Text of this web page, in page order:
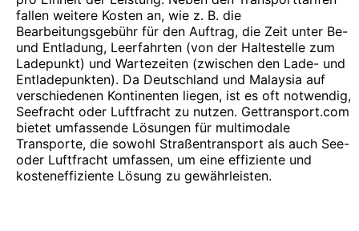
fallen weitere Kosten an, wie z. B. die
Bearbeitungsgebühr für den Auftrag, die Zeit unter Be-
und Entladung, Leerfahrten (von der Haltestelle zum
Ladepunkt) und Wartezeiten (zwischen den Lade- und
Entladepunkten). Da Deutschland und Malaysia auf
verschiedenen Kontinenten liegen, ist es oft notwendig,
Seefracht oder Luftfracht zu nutzen. Gettransport.com
bietet umfassende Lösungen für multimodale
Transporte, die sowohl Straßentransport als auch See-
oder Luftfracht umfassen, um eine effiziente und
kosteneffiziente Lösung zu gewährleisten.